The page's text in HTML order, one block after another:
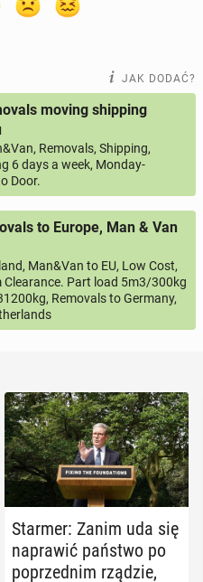
JAK DODAĆ?
moving shipping
Removals, Shipping,
6 days a week, Monday-
Door.
to Europe, Man & Van
Man&Van to EU, Low Cost,
Clearance. Part load 5m3/300kg
Removals to Germany,
Starmer: Zanim uda się
na­pra­wić państwo po
po­przed­nim rządzie,